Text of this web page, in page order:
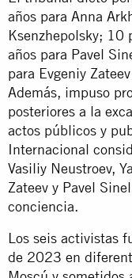
años para Anna
Ksenzhepolsky; 10
años para Pavel
para Evgeniy
Además, impuso
posteriores a la
actos públicos y
Internacional
Vasiliy Neustroev,
Zateev y Pavel
conciencia.
Los seis activistas
de 2023 en